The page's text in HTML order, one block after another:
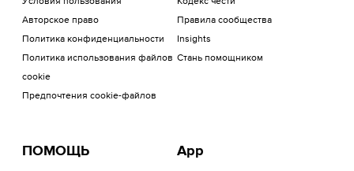
Авторское право
Политика конфиденциальности
Политика использования файлов
cookie
Предпочтения cookie-файлов
Правила сообщества
Insights
Стань помощником
ПОМОЩЬ App